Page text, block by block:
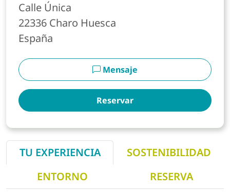
Calle Única
22336 Charo Huesca
España
Mensaje
Reservar
TU EXPERIENCIA
SOSTENIBILIDAD
ENTORNO
RESERVA